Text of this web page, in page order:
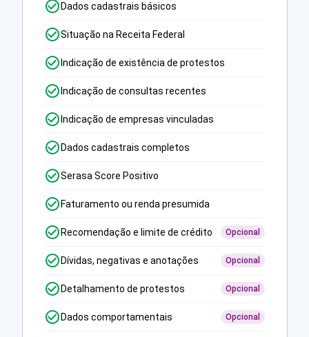
Dados cadastrais básicos
Situação na Receita Federal
Indicação de existência de protestos
Indicação de consultas recentes
Indicação de empresas vinculadas
Dados cadastrais completos
Serasa Score Positivo
Faturamento ou renda presumida
Recomendação e limite de crédito Opcional
Dívidas, negativas e anotações Opcional
Detalhamento de protestos Opcional
Dados comportamentais Opcional